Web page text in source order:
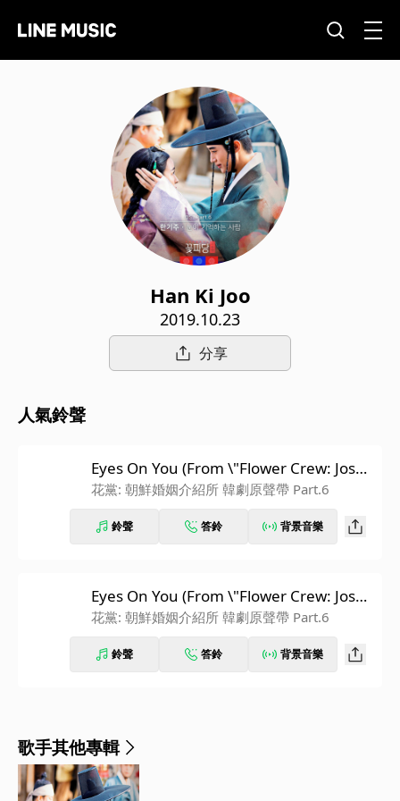
Han Ki Joo
2019.10.23
分享
人氣鈴聲
Eyes On You (From \"Flower Crew: Joseo
n Marriage Agency\")
花黨: 朝鮮婚姻介紹所 韓劇原聲帶 Part.6
鈴聲 答鈴 背景音樂
Eyes On You (From \"Flower Crew: Joseo
n Marriage Agency\") [Instrumental]
花黨: 朝鮮婚姻介紹所 韓劇原聲帶 Part.6
鈴聲 答鈴 背景音樂
歌手其他專輯